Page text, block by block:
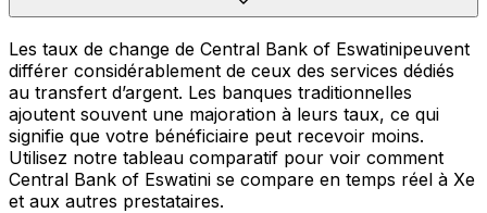
Les taux de change de Central Bank of Eswatinipeuvent
différer considérablement de ceux des services dédiés
au transfert d’argent. Les banques traditionnelles
ajoutent souvent une majoration à leurs taux, ce qui
signifie que votre bénéficiaire peut recevoir moins.
Utilisez notre tableau comparatif pour voir comment
Central Bank of Eswatini se compare en temps réel à Xe
et aux autres prestataires.